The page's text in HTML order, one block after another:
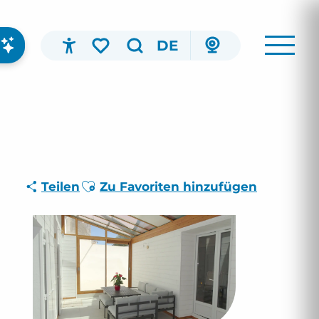
DE
Teilen Ajouter aux favoris
Zu Favoriten hinzufügen